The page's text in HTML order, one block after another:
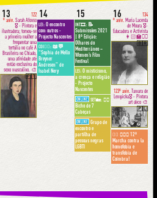
13
122
º aniv. Sarah Afonso
🎖 - Pintora e
ilustradora; tornou-se
a primeira mulher a
frequentar uma
tertúlia no café A
Brasileira no Chiado,
uma atividade até
então exclusiva do
sexo masculino. 🎨
🇵🇹
14
LEI:O encontro
com outros -
Projecto Nascentes
COI🦹‍♀️:📖💬
“Sophia de Mello
Breyner
Andresen” de
Isabel Nery
15
INT🎞: 📝
Submissões 2021
| 8ª Edição:
Olhares do
Mediterrâneo –
Women’s Film
Festival
LEI: O misticismo,
a crença e religião
- Projecto
Nascentes
ONLINE SET🏡: 👩‍⚕️
Bicho de 7
Cabeças
ONLINE Grupo de
encontro e
partilha de
pessoas negras
LGBTI
16
134
º aniv. Maria Lacerda
de Moura 🎖-
Educadora e Activista
👩🏻‍🏫✊🏽
🇧🇷
123º aniv. Tamara de
Lempicka🎖 - Pintora
art déco 🎨
🇵🇱
🏳️‍🌈 ✊🏾🌈 12ª
Marcha contra la
homofobia e
transfobia de
Coimbra!